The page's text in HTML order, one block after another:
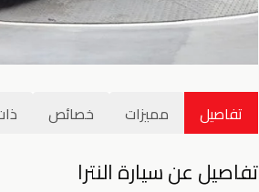
تفاصيل مميزات خصائص
تفاصيل عن سيارة النترا